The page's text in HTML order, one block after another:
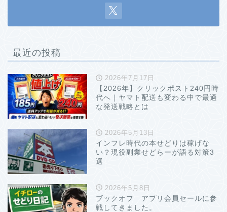
最近の投稿
2026年7月17日
【2026年】クリックポスト240円時
代へ｜ヤマト配送も変わる中で最適
な発送戦略とは
2026年5月13日
インフレ時代の本せどりは稼げな
い？現役副業せどらーが語る対策3
選
2026年5月8日
ブックオフ アプリ会員セールに参
戦してきました。